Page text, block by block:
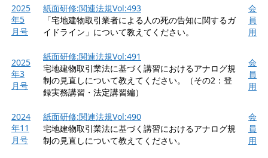
2025
年5
月号
紙面研修:関連法規Vol:493
「宅地建物取引業者による人の死の告知に関するガ
イドライン」について教えてください。
会
員
用
2025
年3
月号
紙面研修:関連法規Vol:491
宅地建物取引業法に基づく講習におけるアナログ規
制の見直しについて教えてください。（その2：登
録実務講習・法定講習編）
会
員
用
2024
年11
月号
紙面研修:関連法規Vol:490
宅地建物取引業法に基づく講習におけるアナログ規
制の見直しについて教えてください。
会
員
用